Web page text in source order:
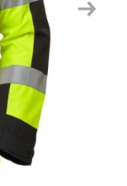
Next